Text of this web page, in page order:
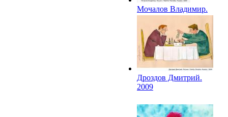
Мочалов Владимир.
Диего Марадона.
2009
Дроздов Дмитрий.
2009